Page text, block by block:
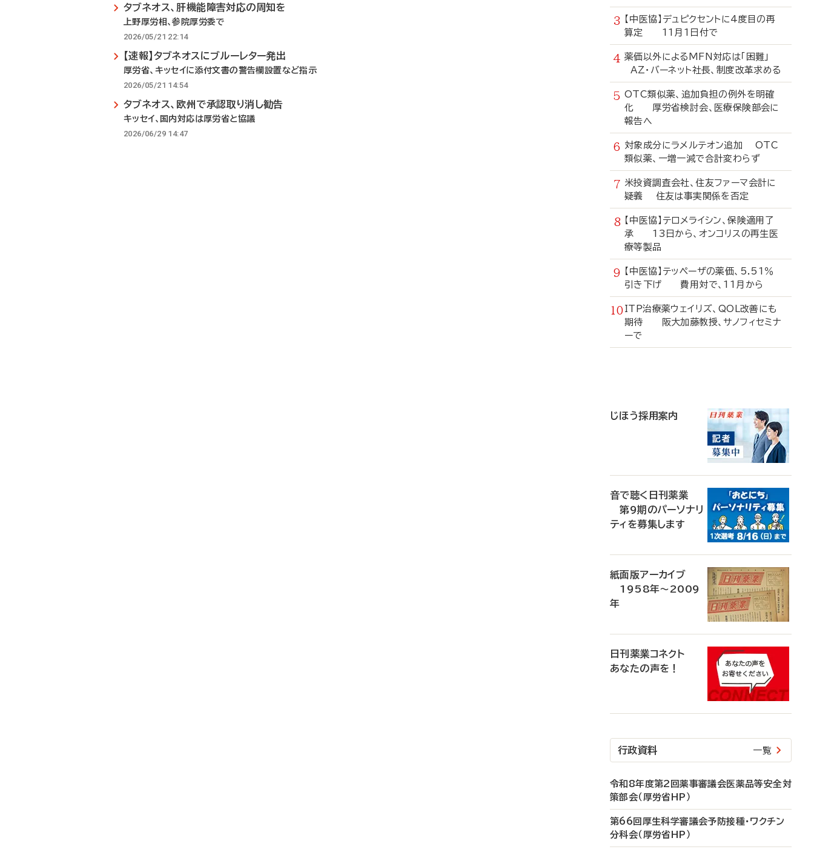
タブネオス、肝機能障害対応の周知を
上野厚労相、参院厚労委で
2026/05/21 22:14
【速報】タブネオスにブルーレター発出
厚労省、キッセイに添付文書の警告欄設置など指示
2026/05/21 14:54
タブネオス、欧州で承認取り消し勧告
キッセイ、国内対応は厚労省と協議
2026/06/29 14:47
【中医協】デュピクセントに4度目の再
算定 11月1日付で
薬価以外によるMFN対応は「困難」
AZ・バーネット社長、制度改革求める
OTC類似薬、追加負担の例外を明確
化 厚労省検討会、医療保険部会に
報告へ
対象成分にラメルテオン追加 OTC
類似薬、一増一減で合計変わらず
米投資調査会社、住友ファーマ会計に
疑義 住友は事実関係を否定
【中医協】テロメライシン、保険適用了
承 13日から、オンコリスの再生医
療等製品
【中医協】テッペーザの薬価、5.51％
引き下げ 費用対で、11月から
ITP治療薬ウェイリズ、QOL改善にも
期待 阪大加藤教授、サノフィセミナ
ーで
じほう採用案内
音で聴く日刊薬業
第9期のパーソナリ
ティを募集します
紙面版アーカイブ
1958年～2009
年
日刊薬業コネクト
あなたの声を！
行政資料 一覧
令和8年度第2回薬事審議会医薬品等安全対
策部会（厚労省HP）
第66回厚生科学審議会予防接種・ワクチン
分科会（厚労省HP）